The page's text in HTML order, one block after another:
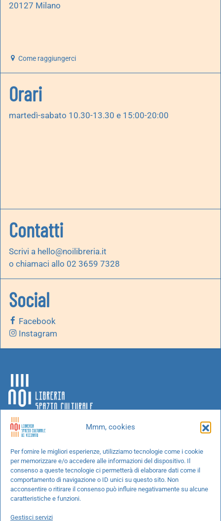
Mmm, cookies
Per fornire le migliori esperienze, utilizziamo tecnologie come i cookie
per memorizzare e/o accedere alle informazioni del dispositivo. Il
consenso a queste tecnologie ci permetterà di elaborare dati come il
comportamento di navigazione o ID unici su questo sito. Non
acconsentire o ritirare il consenso può influire negativamente su alcune
caratteristiche e funzioni.
Gestisci servizi
20127 Milano
Come raggiungerci
Orari
martedì-sabato 10.30-13.30 e 15:00-20:00
Contatti
Scrivi a hello@noilibreria.it
o chiamaci allo 02 3659 7328
Social
Facebook
Instagram
Chi siamo
Progetti speciali
Richiedi un libro
Spedizioni